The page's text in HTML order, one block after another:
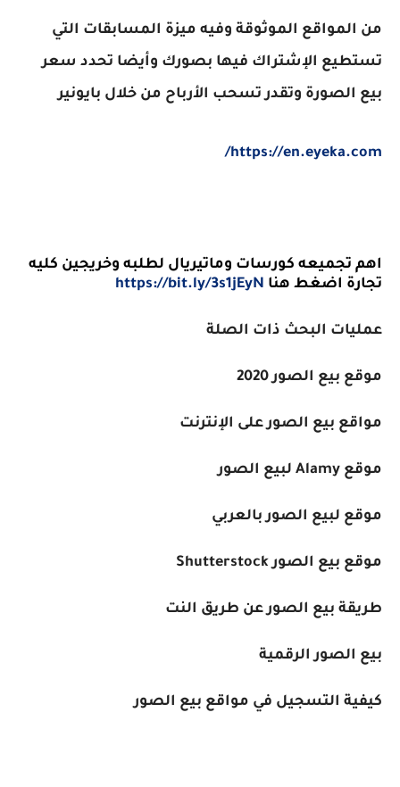
من المواقع الموثوقة وفيه ميزة المسابقات التي
تستطيع الإشتراك فيها بصورك وأيضا تحدد سعر
بيع الصورة وتقدر تسحب الأرباح من خلال بايونير
https://en.eyeka.com/
اهم تجميعه كورسات وماتيريال لطلبه وخريجين كليه
تجارة اضغط هنا https://bit.ly/3s1jEyN
عمليات البحث ذات الصلة
موقع بيع الصور 2020
مواقع بيع الصور على الإنترنت
موقع Alamy لبيع الصور
موقع لبيع الصور بالعربي
موقع بيع الصور Shutterstock
طريقة بيع الصور عن طريق النت
بيع الصور الرقمية
كيفية التسجيل في مواقع بيع الصور